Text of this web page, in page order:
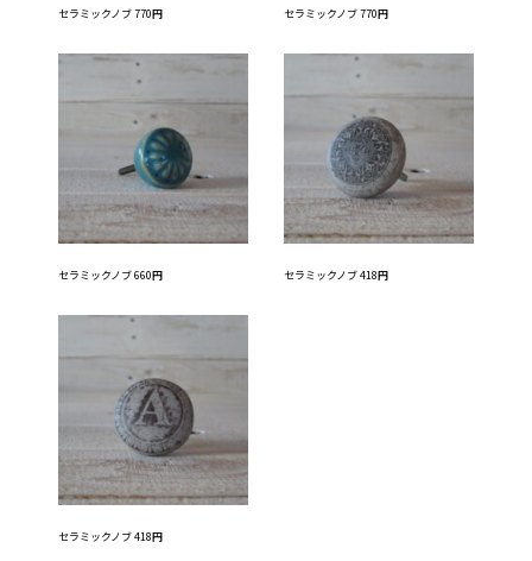
セラミックノブ 770円 セラミックノブ 770円
セラミックノブ 660円 セラミックノブ 418円
セラミックノブ 418円